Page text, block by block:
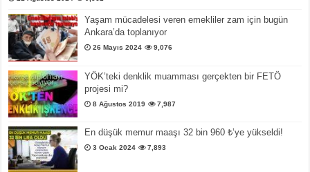
Yaşam mücadelesi veren emekliler zam için bugün
Ankara’da toplanıyor
26 Mayıs 2024 9,076
YÖK’teki denklik muamması gerçekten bir FETÖ
projesi mi?
8 Ağustos 2019 7,987
En düşük memur maaşı 32 bin 960 ₺’ye yükseldi!
3 Ocak 2024 7,893